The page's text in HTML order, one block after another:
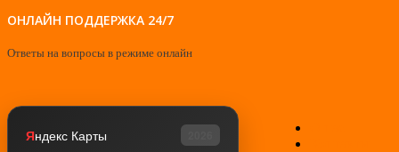
ОНЛАЙН ПОДДЕРЖКА 24/7
Ответы на вопросы в режиме онлайн
Яндекс Карты